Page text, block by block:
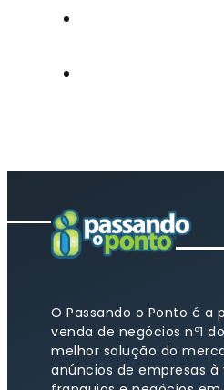
O Passando o Ponto é
venda de negócios nº1
melhor solução do
anúncios de empresas